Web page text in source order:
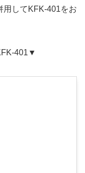
用してKFK-401をお
401 ▼